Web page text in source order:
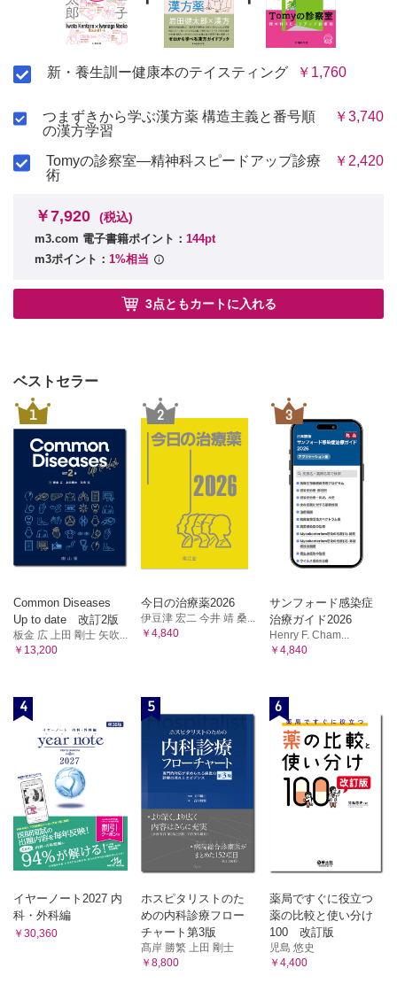
新・養生訓ー健康本のテイスティング ￥1,760
つまずきから学ぶ漢方薬 構造主義と番号順
の漢方学習
￥3,740
Tomyの診察室―精神科スピードアップ診療
術
￥2,420
￥7,920 (税込)
m3.com 電子書籍ポイント： 144pt
m3ポイント： 1%相当
3点ともカートに入れる
ベストセラー
1
Common Diseases
Up to date 改訂2版
板金 広 上田 剛士 矢吹...
￥13,200
2
今日の治療薬2026
伊豆津 宏二 今井 靖 桑...
￥4,840
3
サンフォード感染症
治療ガイド2026
Henry F. Cham...
￥4,840
4
イヤーノート2027 内
科・外科編
￥30,360
5
ホスピタリストのた
めの内科診療フロー
チャート第3版
髙岸 勝繁 上田 剛士
￥8,800
6
薬局ですぐに役立つ
薬の比較と使い分け
100 改訂版
児島 悠史
￥4,400